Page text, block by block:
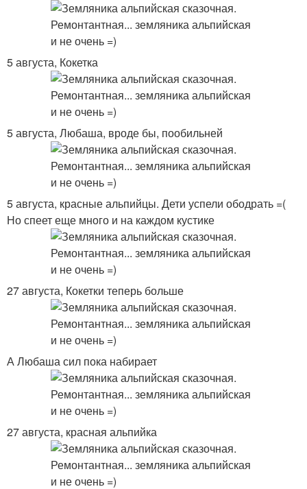
5 августа, Кокетка
5 августа, Любаша, вроде бы, пообильней
5 августа, красные альпийцы. Дети успели ободрать =(
Но спеет еще много и на каждом кустике
27 августа, Кокетки теперь больше
А Любаша сил пока набирает
27 августа, красная альпийка